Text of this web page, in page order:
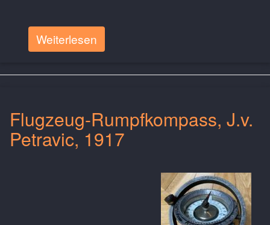
Weiterlesen
Flugzeug-Rumpfkompass, J.v.
Petravic, 1917